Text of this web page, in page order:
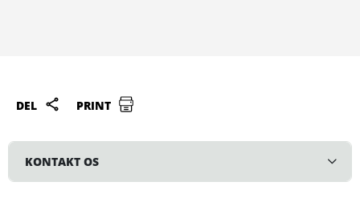
DEL PRINT
KONTAKT OS